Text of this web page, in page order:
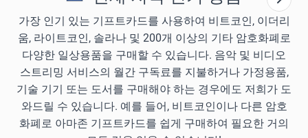
가장 인기 있는 기프트카드를 사용하여 비트코인, 이더리
움, 라이트코인, 솔라나 및 200개 이상의 기타 암호화폐로
다양한 일상용품을 구매할 수 있습니다. 음악 및 비디오
스트리밍 서비스의 월간 구독료를 지불하거나 가정용품,
기술 기기 또는 도서를 구매해야 하는 경우에도 저희가 도
와드릴 수 있습니다. 예를 들어, 비트코인이나 다른 암호
화폐로 아마존 기프트카드를 쉽게 구매하여 필요한 거의